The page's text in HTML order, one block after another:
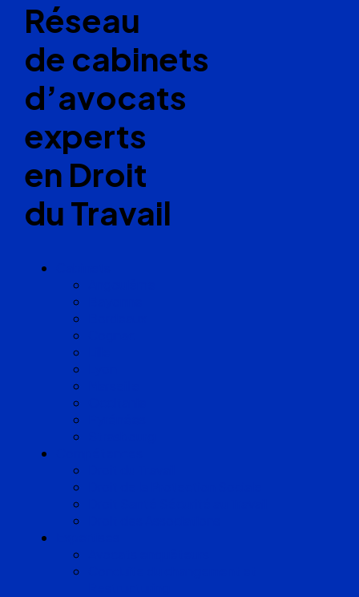
Réseau
de cabinets
d’avocats
experts
en Droit
du Travail